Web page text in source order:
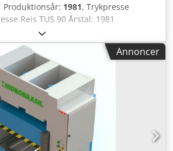
, Produktionsår: 1981, Trykpresse
Reis TUS 90 Årstal: 1981
1.000 kN Motor: 380 V Maks.
7.000 kg Dodpfezkbtkex Ab
3.500 kg
Annoncer